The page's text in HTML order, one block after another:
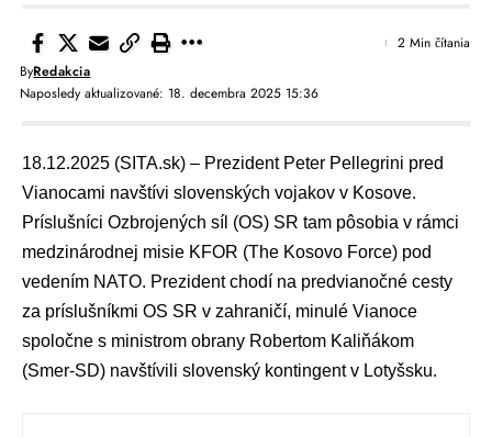
Naposledy aktualizované: 18. decembra 2025 15:36
ByRedakcia
2 Min čítania
18.12.2025 (SITA.sk) – Prezident Peter Pellegrini pred
Vianocami navštívi slovenských vojakov v Kosove.
Príslušníci Ozbrojených síl (OS) SR tam pôsobia v rámci
medzinárodnej misie KFOR (The Kosovo Force) pod
vedením NATO. Prezident chodí na predvianočné cesty
za príslušníkmi OS SR v zahraničí, minulé Vianoce
spoločne s ministrom obrany Robertom Kaliňákom
(Smer-SD) navštívili slovenský kontingent v Lotyšsku.